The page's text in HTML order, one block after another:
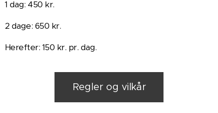
1 dag: 450 kr.
2 dage: 650 kr.
Herefter: 150 kr. pr. dag.
Regler og vilkår